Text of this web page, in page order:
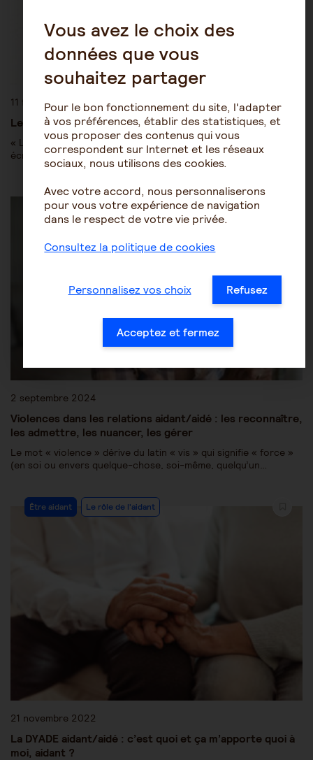
11 février 2019
Le poids des mots
« Les mots sont des fenêtres (ou bien ce sont des murs) »
écrivait Marshall B. Rosenberg, le père de…
Être aidant Le rôle de l'aidant
2 septembre 2024
Violences dans les relations aidant/aidé : les reconnaître,
les admettre, les nuancer, les gérer
Le mot « violence » dérive du latin « vis » qui signifie « force »
(en soi ou envers quelque-chose, soi-même, quelqu’un…
Être aidant Le rôle de l'aidant
21 novembre 2022
La DYADE aidant/aidé : c’est quoi et ça m’apporte quoi à
moi, aidant ?
Vous avez le choix des
données que vous
souhaitez partager
Pour le bon fonctionnement du site, l'adapter
à vos préférences, établir des statistiques, et
vous proposer des contenus qui vous
correspondent sur Internet et les réseaux
sociaux, nous utilisons des cookies.
Avec votre accord, nous personnaliserons
pour vous votre expérience de navigation
dans le respect de votre vie privée.
Consultez la politique de cookies
Personnalisez vos choix Refusez
Acceptez et fermez